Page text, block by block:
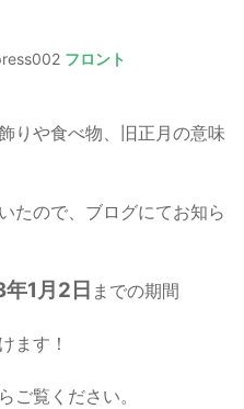
フロント
たので、ブログにてお知ら
1月2日 までの期間
ます！
ご覧ください。